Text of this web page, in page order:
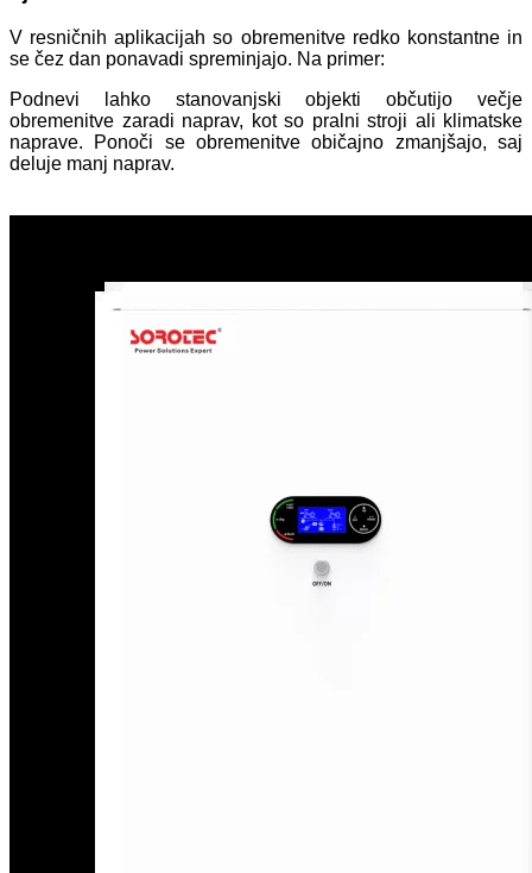
V resničnih aplikacijah so obremenitve redko konstantne in
se čez dan ponavadi spreminjajo. Na primer:
Podnevi lahko stanovanjski objekti občutijo večje
obremenitve zaradi naprav, kot so pralni stroji ali klimatske
naprave. Ponoči se obremenitve običajno zmanjšajo, saj
deluje manj naprav.